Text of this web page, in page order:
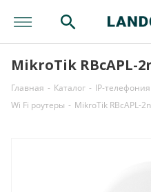
MikroTik RBcAPL-
Главная - Каталог - IP-
Wi Fi роутеры - MikroTik RBcAPL-